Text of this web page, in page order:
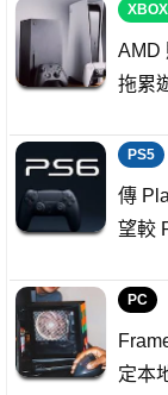
AMD
拖累
PS5
傳
望較
PC
定本